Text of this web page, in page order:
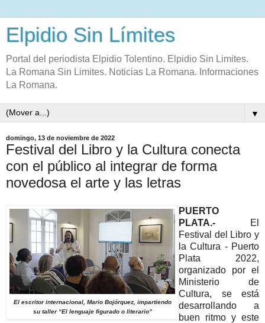
Elpidio Sin Límites
Portal del periodista Elpidio Tolentino. Elpidio Sin Limites.
La Romana Sin Limites. Noticias La Romana. Informaciones
La Romana.
▼
domingo, 13 de noviembre de 2022
Festival del Libro y la Cultura conecta
con el público al integrar de forma
novedosa el arte y las letras
El escritor internacional, Mario Bojórquez, impartiendo
su taller “El lenguaje figurado o literario”
PUERTO
PLATA.-
El
Festival del Libro y
la Cultura - Puerto
Plata 2022,
organizado por el
Ministerio de
Cultura, se está
desarrollando a
buen ritmo y este